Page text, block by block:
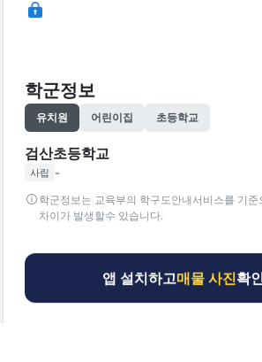
학군정보
유치원 어린이집 초등학교
검산초등학교
사립 -
학군정보는 교육부의 학구도안내서비스를 기
차이가 발생할수 있습니다.
앱 설치하고매물 사진확